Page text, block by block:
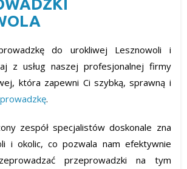
do urokliwej Lesznowoli i
z usług naszej profesjonalnej firmy
która zapewni Ci szybką, sprawną i
.
zespół specjalistów doskonale zna
i okolic, co pozwala nam efektywnie
przeprowadzki na tym